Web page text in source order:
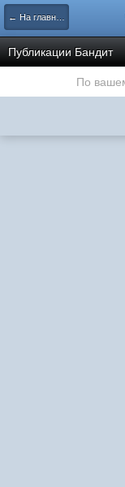
← На главную
Публикации Бандит
По